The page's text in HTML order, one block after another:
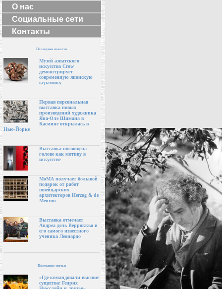
О нас
Социальные сети
Контакты
Последние новости
Музей азиатского
искусства Crow
демонстрирует
современную японскую
керамику
Первая персональная
выставка новых
произведений художника
Яна-Оле Шимана в
Касмине открылась в
Нью-Йорке
Выставка посвящена
голове как мотиву в
искусстве
МоМА получает большой
подарок от работ
швейцарских
архитекторов Herzog & de
Meuron
Выставка отмечает
Андреа дель Верроккьо и
его самого известного
ученика Леонардо
Последние статьи
«Где командовали высшие
существа: Генрих